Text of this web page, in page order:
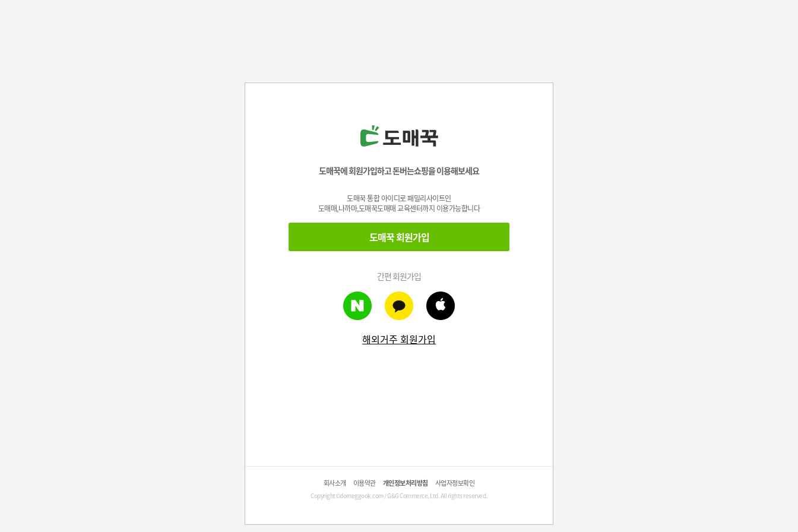
도매꾹에 회원가입하고 돈버는쇼핑을 이용해보세요
도매꾹 통합 아이디로 패밀리사이트인
도매매,나까마,도매꾹도매매 교육센터까지 이용가능합니다
도매꾹 회원가입
간편 회원가입
해외거주 회원가입
회사소개 이용약관 개인정보처리방침 사업자정보확인
Copyright©domeggook.com / G&G Commerce, Ltd. All rights reserved.